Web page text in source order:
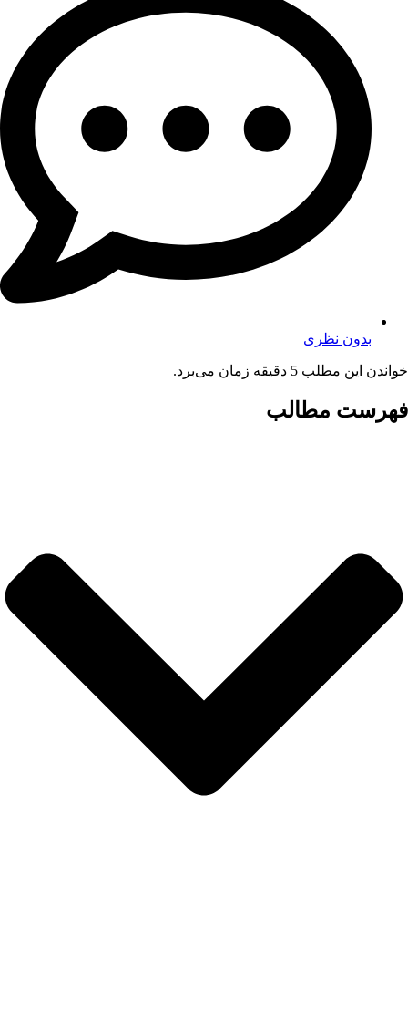
بدون نظری
خواندن این مطلب 5 دقیقه زمان می‌برد.
فهرست مطالب